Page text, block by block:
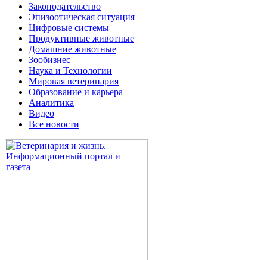
Законодательство
Эпизоотическая ситуация
Цифровые системы
Продуктивные животные
Домашние животные
Зообизнес
Наука и Технологии
Мировая ветеринария
Образование и карьера
Аналитика
Видео
Все новости